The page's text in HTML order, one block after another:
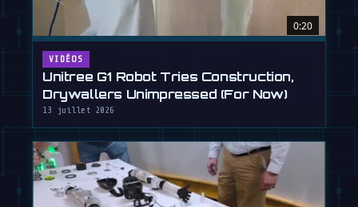
0:20
VIDÉOS
Unitree G1 Robot Tries Construction,
Drywallers Unimpressed (For Now)
13 juillet 2026